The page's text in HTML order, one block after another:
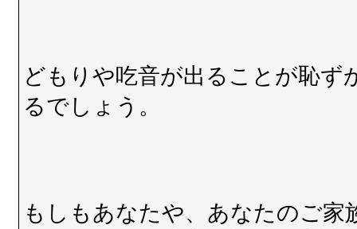
どもりや吃音が出ることが恥ず
るでしょう。
もしもあなたや、あなたのご家